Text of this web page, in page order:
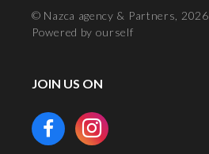
© Nazca agency & Partners, 2026
Powered by ourself
JOIN US ON